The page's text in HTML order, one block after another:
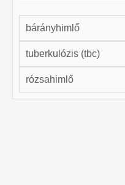
bárányhimlő
tuberkulózis (tbc)
rózsahimlő